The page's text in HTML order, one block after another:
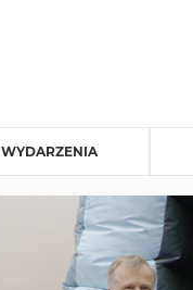
WYDARZENIA